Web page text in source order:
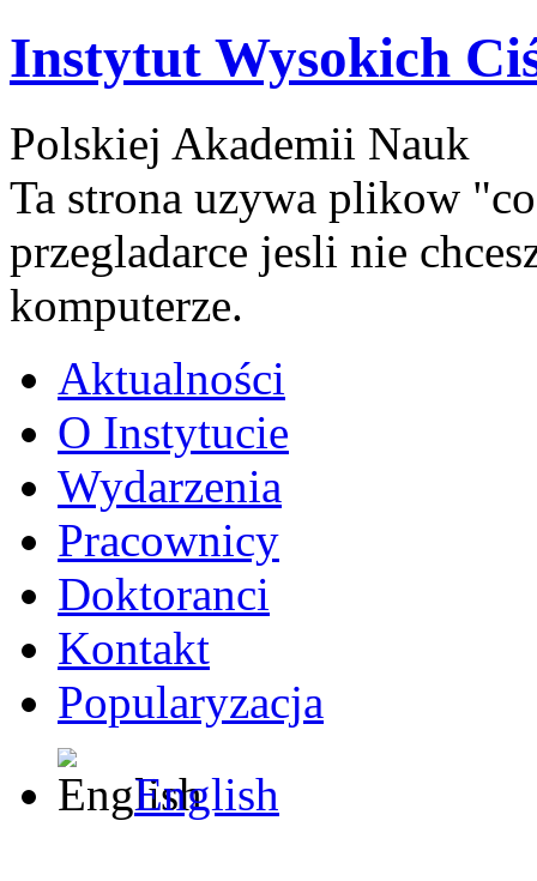
Instytut Wysokich
Polskiej Akademii Nauk
Ta strona uzywa plikow
przegladarce jesli nie
komputerze.
Aktualności
O Instytucie
Wydarzenia
Pracownicy
Doktoranci
Kontakt
Popularyzacja
English